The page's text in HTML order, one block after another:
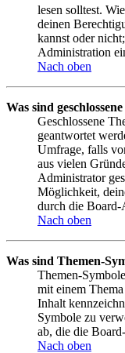
lesen solltest.
deinen
kannst oder
Administration
Nach oben
Was sind
Geschlossene
geantwortet
Umfrage, falls
aus vielen
Administrator
Möglichkeit,
durch die
Nach oben
Was sind Themen-
Themen-
mit einem
Inhalt
Symbole zu
ab, die die
Nach oben